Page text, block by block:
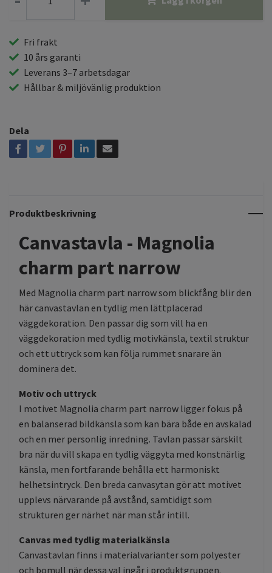
Fri frakt
10 års garanti
Leverans 3–7 arbetsdagar
Hållbar & miljövänlig produktion
Dela
Produktbeskrivning
Canvastavla - Magnolia
charm part narrow
Med Magnolia charm part narrow som blickfång blir den
här canvastavlan en tydlig men lättplacerad
väggdekoration. Den passar dig som vill ha en
väggdekoration med tydlig motivkänsla, textil struktur
och ett uttryck som kan följa rummet snarare än
dominera det.
Motiv och uttryck
I motivet Magnolia charm part narrow ligger fokus på
en balanserad bildkänsla som kan bära både en avskalad
och en mer personlig inredning. Tavlan passar särskilt
bra när du vill skapa en tydlig väggyta med konstnärlig
känsla, men fortfarande behålla ett harmoniskt
helhetsintryck. Den breda canvasytan gör att motivet
upplevs närvarande på avstånd, samtidigt som
strukturen ger närhet när man står intill.
Canvas med tydlig materialkänsla
Canvastavlan finns i materialvarianter som polyester
och bomull när dessa val ingår i produktgruppen.